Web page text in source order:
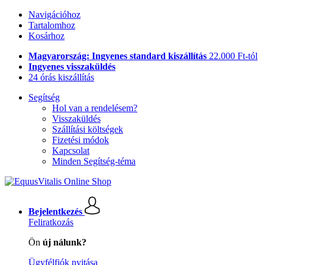
Navigációhoz
Tartalomhoz
Kosárhoz
Magyarország: Ingyenes standard kiszállítás 22.000 Ft-tól
Ingyenes visszaküldés
24 órás kiszállítás
Segítség
Hol van a rendelésem?
Visszaküldés
Szállítási költségek
Fizetési módok
Kapcsolat
Minden Segítség-téma
Bejelentkezés
Feliratkozás
Ön új nálunk?
Ügyfélfiók nyitása